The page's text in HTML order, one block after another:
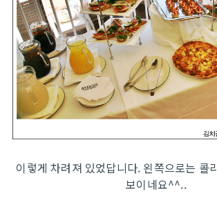
이렇게 차려져 있었답니다. 왼쪽으로는 콜
보이네요^^..